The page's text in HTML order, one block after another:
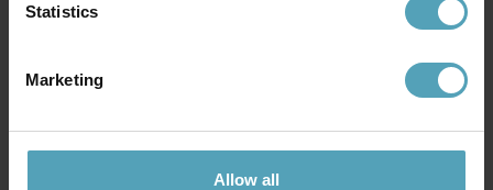
Statistics
Marketing
Allow all